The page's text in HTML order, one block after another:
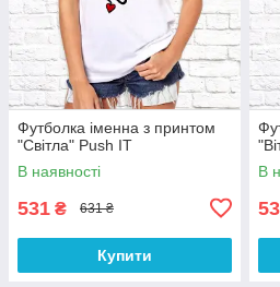
Футболка іменна з принтом
"Світла" Push IT
В наявності
531 ₴ 631 ₴
Купити
В